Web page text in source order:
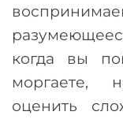
когда вы
моргаете,
оценить